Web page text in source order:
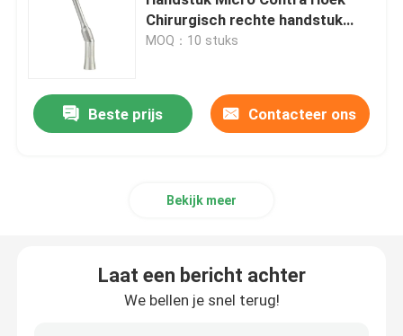
Micromotorische tandheelkunde
tand prophy lucht
Tandimplant machine
Chirurgisch rechte handstuk
Tandartsgereedschap
MOQ：10 stuks
Beste prijs Contacteer ons
Bekijk meer
Laat een bericht achter
We bellen je snel terug!